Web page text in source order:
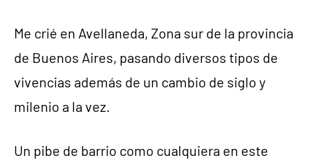
Me crié en Avellaneda, Zona sur de la provincia
de Buenos Aires, pasando diversos tipos de
vivencias además de un cambio de siglo y
milenio a la vez.
Un pibe de barrio como cualquiera en este